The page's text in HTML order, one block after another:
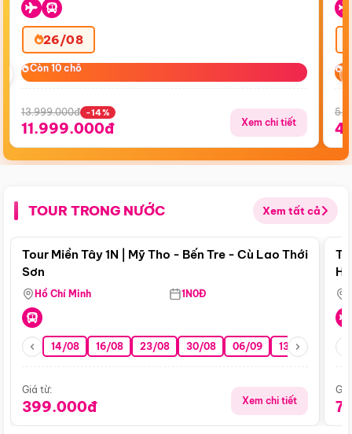
26/08
Còn 10 chỗ
Còn 10 chỗ
13.999.000đ -14%
11.999.000đ Xem chi tiết
TOUR TRONG NƯỚC Xem tất cả
Điểm nổi bật
Tour Miền Tây 1N | Mỹ Tho - Bến Tre - Cù Lao Thới
Sơn
Hồ Chí Minh 1N0Đ
14/08 16/08 23/08 30/08 06/09 13/09 20/09
Giá từ:
399.000đ Xem chi tiết